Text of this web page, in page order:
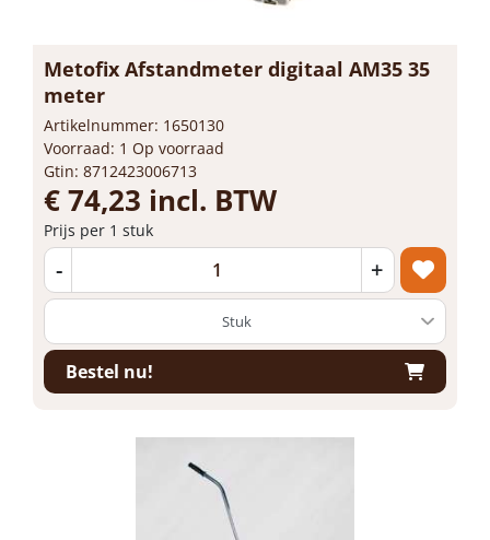
Metofix Afstandmeter digitaal AM35 35
meter
Artikelnummer: 1650130
Voorraad: 1 Op voorraad
Gtin: 8712423006713
€ 74,23 incl. BTW
Prijs per 1 stuk
- +
Bestel nu!